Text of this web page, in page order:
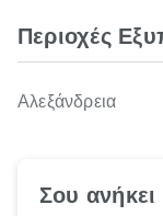
Περιοχές
Αλεξάνδρεια
Σου